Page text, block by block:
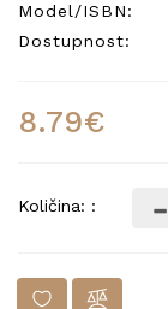
Model/ISBN:
Dostupnost:
8.79€
Količina: :